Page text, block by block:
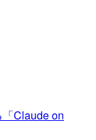
「Claude on